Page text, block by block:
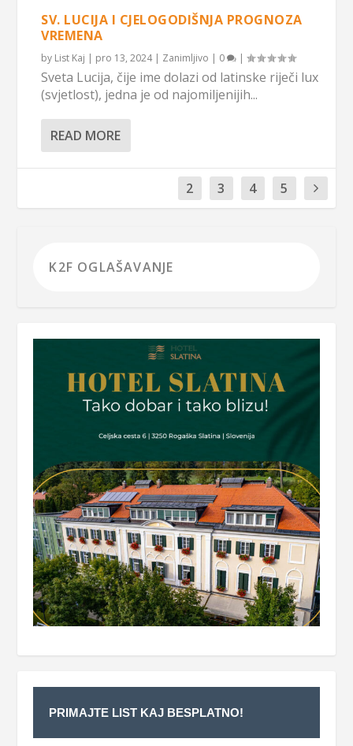
SV. LUCIJA I CJELOGODIŠNJA PROGNOZA
VREMENA
by List Kaj | pro 13, 2024| Zanimljivo | 0 |
Sveta Lucija, čije ime dolazi od latinske riječi lux
(svjetlost), jedna je od najomiljenijih...
READ MORE
2 3 4 5
PRIMAJTE LIST KAJ BESPLATNO!